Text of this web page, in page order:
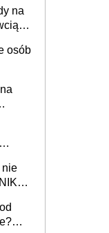
na
osób
nie